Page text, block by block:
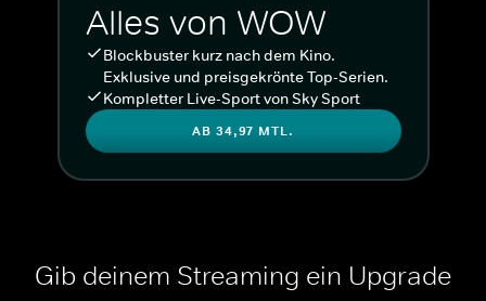
Alles von WOW
Blockbuster kurz nach dem Kino.
Exklusive und preisgekrönte Top-Serien.
Kompletter Live-Sport von Sky Sport
AB 34,97 MTL.
Gib deinem Streaming ein Upgrade